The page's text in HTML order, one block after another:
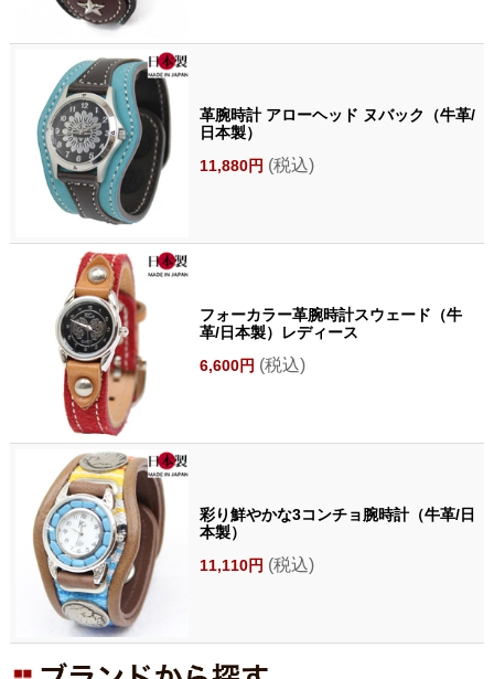
革腕時計 アローヘッド ヌバック（牛革/
日本製）
11,880円 (税込)
フォーカラー革腕時計スウェード（牛
革/日本製）レディース
6,600円 (税込)
彩り鮮やかな3コンチョ腕時計（牛革/日
本製）
11,110円 (税込)